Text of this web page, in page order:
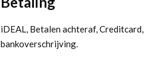
iDEAL, Betalen achteraf, Creditcard,
bankoverschrijving.